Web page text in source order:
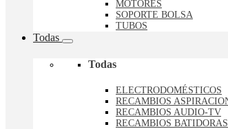
MOTORES
SOPORTE BOLSA
TUBOS
Todas
Todas
ELECTRODOMÉSTICOS
RECAMBIOS
RECAMBIOS AUDIO-TV
RECAMBIOS BATIDORAS